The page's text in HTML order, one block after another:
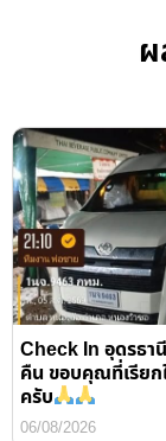
Check In อุดรธา
คืน ขอบคุณที่เรียก
ครับ
06/08/2026